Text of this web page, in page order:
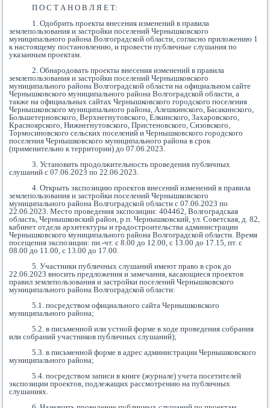
П О С Т А Н О В Л Я Е Т:
1. Одобрить проекты внесения изменений в правила
землепользования и застройки поселений Чернышковского
муниципального района Волгоградской области, согласно приложению 1
к настоящему постановлению, и провести публичные слушания по
указанным проектам.
2. Обнародовать проекты внесения изменений в правила
землепользования и застройки поселений Чернышковского
муниципального района Волгоградской областина официальном сайте
Чернышковского муниципального района Волгоградской области, а
также на официальных сайтах Чернышковского городского поселения
Чернышковского муниципального района, Алешкинского, Басакинского,
Большетерновского, Верхнегнутовского, Елкинского, Захаровского,
Красноярского, Нижнегнутовского, Пристеновского, Сизовского,
Тормосиновского сельских поселений и Чернышковского городского
поселения Чернышковского муниципального района в срок
(применительно к территории) до 07.06.2023.
3. Установить продолжительность проведения публичных
слушаний с 07.06.2023 по 22.06.2023.
4. Открыть экспозицию проектов внесений изменений в правила
землепользования и застройки поселений Чернышковского
муниципального района Волгоградской области с 07.06.2023 по
22.06.2023. Место проведения экспозиции: 404462, Волгоградская
область, Чернышковский район, р.п. Чернышковский, ул. Советская, д. 82,
кабинет отдела архитектуры и градостроительства администрации
Чернышковского муниципального района Волгоградской области. Время
посещения экспозиции: пн.-чт. с 8.00 до 12.00, с 13.00 до 17.15, пт. с
08.00 до 11.00, с 13.00 до 17.00.
5. Участники публичных слушаний имеют право в срок до
22.06.2023 вносить предложения и замечания, касающиеся проектов
правил землепользования и застройки поселений Чернышковского
муниципального района Волгоградской области:
5.1. посредством официального сайта Чернышковского
муниципального района;
5.2. в письменной или устной форме в ходе проведения собрания
или собраний участников публичных слушаний);
5.3. в письменной форме в адрес администрации Чернышковского
муниципального района;
5.4. посредством записи в книге (журнале) учета посетителей
экспозиции проектов, подлежащих рассмотрению на публичных
слушаниях.